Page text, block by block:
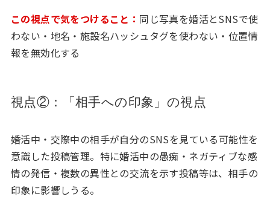
この視点で気をつけること： 同じ写真を婚活とSNSで使
わない・地名・施設名ハッシュタグを使わない・位置情
報を無効化する
視点②：「相手への印象」の視点
婚活中・交際中の相手が自分のSNSを見ている可能性を
意識した投稿管理。特に婚活中の愚痴・ネガティブな感
情の発信・複数の異性との交流を示す投稿等は、相手の
印象に影響しうる。